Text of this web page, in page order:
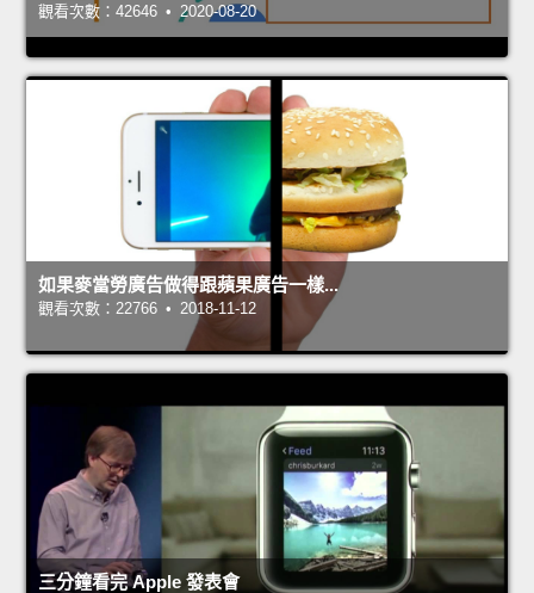
觀看次數：42646 • 2020-08-20
如果麥當勞廣告做得跟蘋果廣告一樣...
觀看次數：22766 • 2018-11-12
三分鐘看完 Apple 發表會